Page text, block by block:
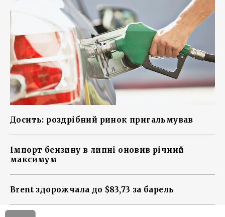
Досить: роздрібний ринок пригальмував
Імпорт бензину в липні оновив річний
максимум
Brent здорожчала до $83,73 за барель